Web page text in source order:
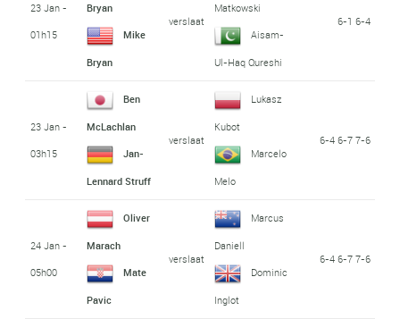
23 Jan -
01h15
Bryan
Mike
Bryan
verslaat
Matkowski
Aisam-
Ul-Haq Qureshi
6-1 6-4
23 Jan -
03h15
Ben
McLachlan
Jan-
Lennard Struff
verslaat
Lukasz
Kubot
Marcelo
Melo
6-4 6-7 7-6
24 Jan -
05h00
Oliver
Marach
Mate
Pavic
verslaat
Marcus
Daniell
Dominic
Inglot
6-4 6-7 7-6